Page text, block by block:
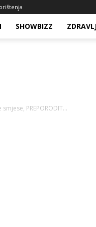
SHOWBIZZ
smjese, PREPORODIT...